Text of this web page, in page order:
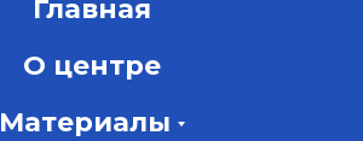
Главная
О центре
Материалы